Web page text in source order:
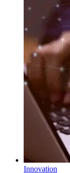
Innovation